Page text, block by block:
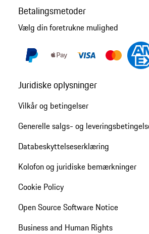
Betalingsmetoder
Vælg din foretrukne mulighed
Juridiske oplysninger
Vilkår og betingelser
Generelle salgs- og
Databeskyttelseserklæring
Kolofon og juridiske bemærkninger
Cookie Policy
Open Source Software Notice
Business and Human Rights